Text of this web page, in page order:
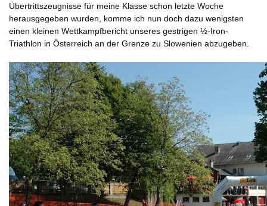
Übertrittszeugnisse für meine Klasse schon letzte Woche
herausgegeben wurden, komme ich nun doch dazu wenigsten
einen kleinen Wettkampfbericht unseres gestrigen ½-Iron-
Triathlon in Österreich an der Grenze zu Slowenien abzugeben.